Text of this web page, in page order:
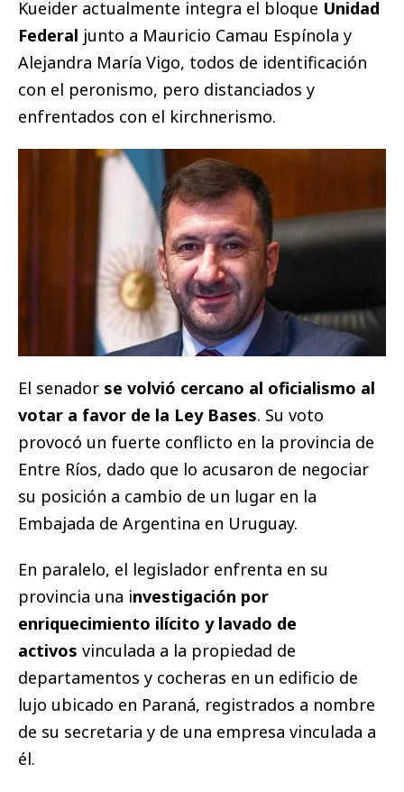
Kueider actualmente integra el bloque Unidad
Federal junto a Mauricio Camau Espínola y
Alejandra María Vigo, todos de identificación
con el peronismo, pero distanciados y
enfrentados con el kirchnerismo.
El senador se volvió cercano al oficialismo al
votar a favor de la Ley Bases. Su voto
provocó un fuerte conflicto en la provincia de
Entre Ríos, dado que lo acusaron de negociar
su posición a cambio de un lugar en la
Embajada de Argentina en Uruguay.
En paralelo, el legislador enfrenta en su
provincia una investigación por
enriquecimiento ilícito y lavado de
activos vinculada a la propiedad de
departamentos y cocheras en un edificio de
lujo ubicado en Paraná, registrados a nombre
de su secretaria y de una empresa vinculada a
él.